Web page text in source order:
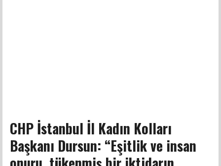
CHP İstanbul İl Kadın Kolları
Başkanı Dursun: “Eşitlik ve insan